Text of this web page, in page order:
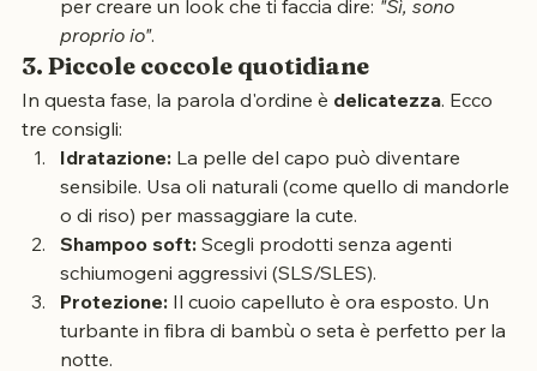
colore naturale, il tuo taglio e i volumi del tuo viso
per creare un look che ti faccia dire:
proprio io".
3. Piccole coccole quotidiane
In questa fase, la parola d'ordine è
tre consigli:
Idratazione: La pelle del capo può diventare
sensibile. Usa oli naturali (come quello di mandorle
o di riso) per massaggiare la cute.
Shampoo soft: Scegli prodotti senza agenti
schiumogeni aggressivi (SLS/SLES).
Protezione: Il cuoio capelluto è ora esposto. Un
turbante in fibra di bambù o seta è perfetto per la